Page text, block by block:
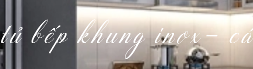
tủ bếp khung inox-